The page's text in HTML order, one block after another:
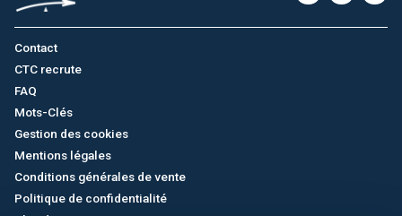
Contact
CTC recrute
FAQ
Mots-Clés
Gestion des cookies
Mentions légales
Conditions générales de vente
Politique de confidentialité